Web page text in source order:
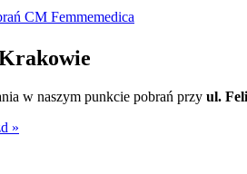
CM Femmemedica
w naszym punkcie pobrań przy ul.
»